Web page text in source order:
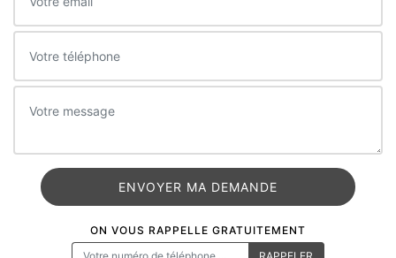
ON VOUS RAPPELLE GRATUITEMENT